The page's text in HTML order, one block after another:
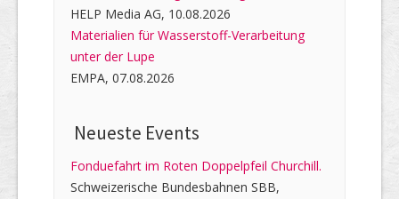
HELP Media AG, 10.08.2026
Materialien für Wasserstoff-Verarbeitung
unter der Lupe
EMPA, 07.08.2026
Neueste Events
Fonduefahrt im Roten Doppelpfeil Churchill.
Schweizerische Bundesbahnen SBB,